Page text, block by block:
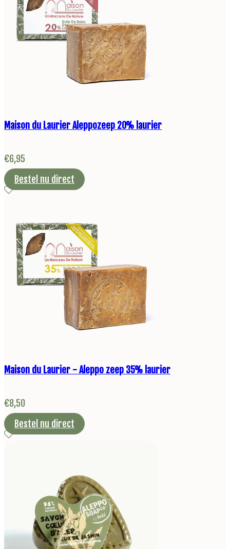
Maison du Laurier Aleppozeep 20% laurier
€6,95
Bestel nu direct
Maison du Laurier - Aleppo zeep 35% laurier
€8,50
Bestel nu direct